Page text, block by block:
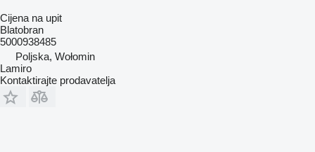
Cijena na upit
Blatobran
5000938485
Poljska, Wołomin
Lamiro
Kontaktirajte prodavatelja